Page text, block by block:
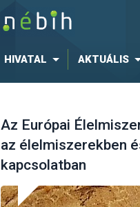
HIVATAL AKTUÁLIS
Az Európai
az élelmiszerekben
kapcsolatban